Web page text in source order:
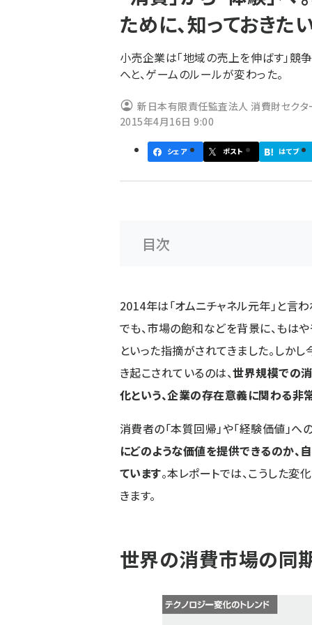
ず
ために、知っておきた
小売企業は「地域の売上を伸ばす」競
へと、ゲームのルールが変わった。
新日本有限責任監査法人 消費財セクタ
2015年4月16日 9:00
シェア ポスト はてブ
目次
2014年は「オムニチャネル元年」と言
でも、市場の飽和などを背景に、もは
といった指摘がされてきました。しかし
き起こされているのは、世界規模での
化という、企業の存在意義に関わる非
消費者の「本質回帰」や「経験価値」
にどのような価値を提供できるのか
ています。本レポートでは、こうした
きます。
世界の消費市場の同